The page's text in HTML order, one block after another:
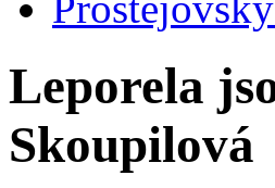
Leporela
Skoupilová